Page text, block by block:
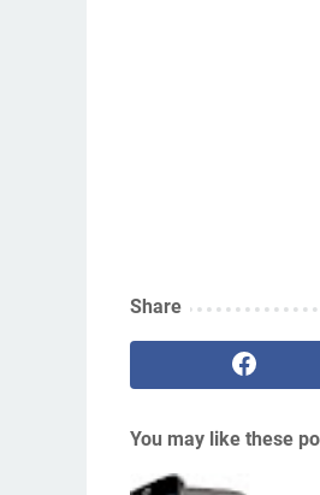
Share
You may like these